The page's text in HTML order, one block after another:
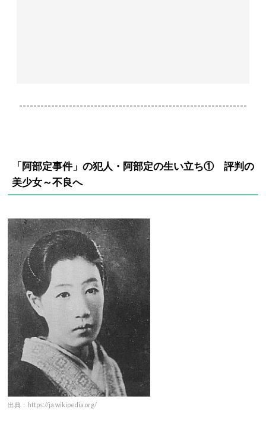
----------------------------------------------------------------
「阿部定事件」の犯人・阿部定の生い立ち① 評判の
美少女～不良へ
出典：https://ja.wikipedia.org/